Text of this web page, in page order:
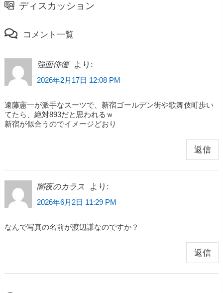
ディスカッション
コメント一覧
強面俳優 より:
2026年2月17日 12:08 PM
遠藤憲一が派手なスーツで、新宿ゴールデン街や歌舞伎町歩い
てたら、絶対893だと思われるｗ
新宿が似合うのでイメージどおり
返信
闇夜のカラス より:
2026年6月2日 11:29 PM
なんで写真の名前が渡辺謙なのですか？
返信